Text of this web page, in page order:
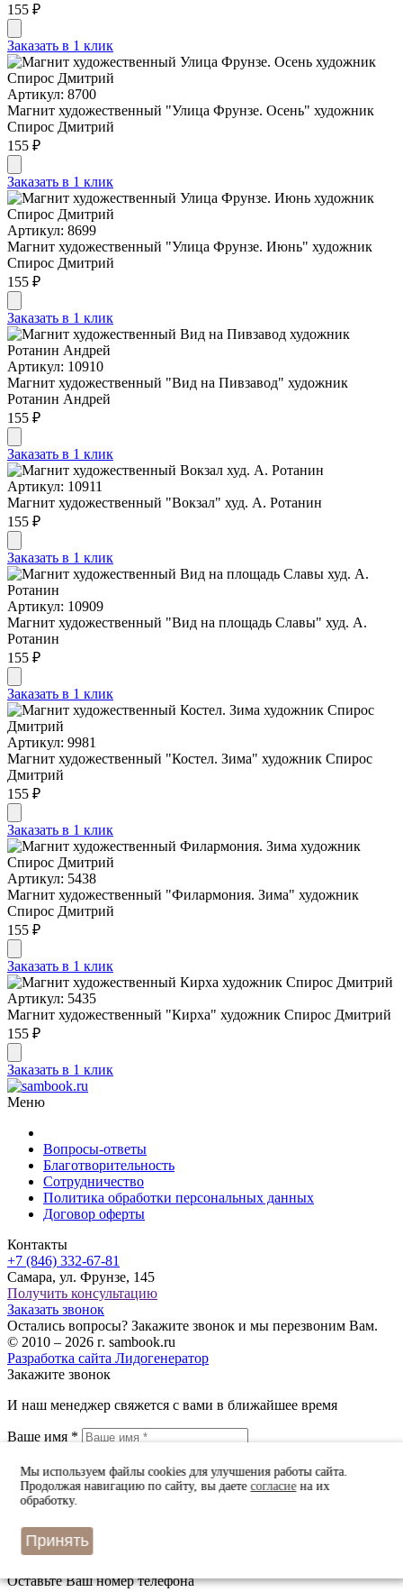
155 ₽
Заказать в 1 клик
Артикул: 8700
Магнит художественный "Улица Фрунзе. Осень" художник
Спирос Дмитрий
155 ₽
Заказать в 1 клик
Артикул: 8699
Магнит художественный "Улица Фрунзе. Июнь" художник
Спирос Дмитрий
155 ₽
Заказать в 1 клик
Артикул: 10910
Магнит художественный "Вид на Пивзавод" художник
Ротанин Андрей
155 ₽
Заказать в 1 клик
Артикул: 10911
Магнит художественный "Вокзал" худ. А. Ротанин
155 ₽
Заказать в 1 клик
Артикул: 10909
Магнит художественный "Вид на площадь Славы" худ. А.
Ротанин
155 ₽
Заказать в 1 клик
Артикул: 9981
Магнит художественный "Костел. Зима" художник Спирос
Дмитрий
155 ₽
Заказать в 1 клик
Артикул: 5438
Магнит художественный "Филармония. Зима" художник
Спирос Дмитрий
155 ₽
Заказать в 1 клик
Артикул: 5435
Магнит художественный "Кирха" художник Спирос Дмитрий
155 ₽
Заказать в 1 клик
Меню
Вопросы-ответы
Благотворительность
Сотрудничество
Политика обработки персональных данных
Договор оферты
Контакты
+7 (846) 332-67-81
Самара, ул. Фрунзе, 145
Получить консультацию
Заказать звонок
Остались вопросы? Закажите звонок и мы перезвоним Вам.
© 2010 – 2026 г. sambook.ru
Разработка сайта Лидогенератор
Закажите звонок
И наш менеджер свяжется с вами в ближайшее время
Ваше имя *
check_boxcheck_box_outline_blank
Быстрый заказ
Оставьте Ваш номер телефона
Мы используем файлы cookies для улучшения работы сайта.
Продолжая навигацию по сайту, вы даетесогласиена их
обработку.
Принять